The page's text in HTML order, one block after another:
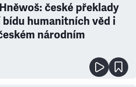
české překlady
humanitních věd i
národním